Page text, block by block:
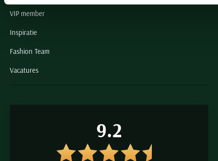
VIP member
Inspiratie
Fashion Team
Vacatures
9.2